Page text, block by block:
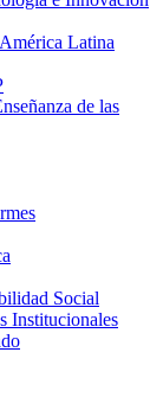
Latina
de las
Social
Institucionales